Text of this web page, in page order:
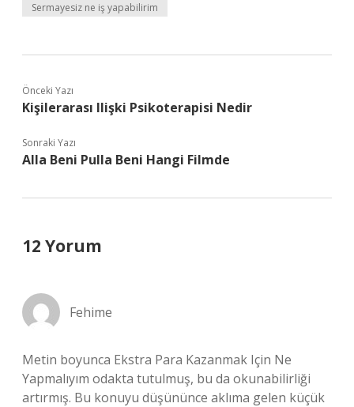
Sermayesiz ne iş yapabilirim
Önceki Yazı
Kişilerarası Ilişki Psikoterapisi Nedir
Sonraki Yazı
Alla Beni Pulla Beni Hangi Filmde
12 Yorum
Fehime
Metin boyunca Ekstra Para Kazanmak Için Ne
Yapmalıyım odakta tutulmuş, bu da okunabilirliği
artırmış. Bu konuyu düşününce aklıma gelen küçük